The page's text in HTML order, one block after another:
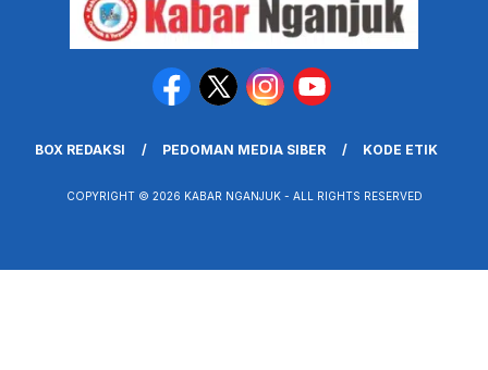
BOX REDAKSI PEDOMAN MEDIA SIBER KODE ETIK
COPYRIGHT © 2026 KABAR NGANJUK - ALL RIGHTS RESERVED